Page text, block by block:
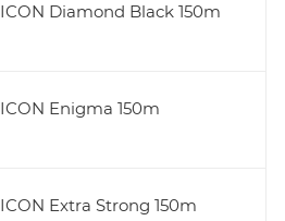
Diamond Black 150m
Enigma 150m
Extra Strong 150m